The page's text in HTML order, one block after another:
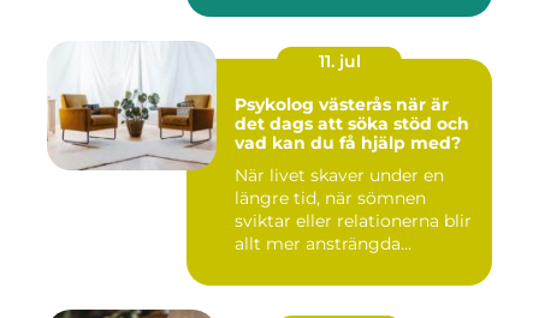
11. jul
Psykolog västerås när är
det dags att söka stöd och
vad kan du få hjälp med?
När livet skaver under en
längre tid, när sömnen
sviktar eller relationerna blir
allt mer ansträngda...